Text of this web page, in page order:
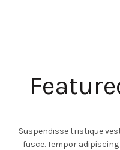
Suspendisse tristique
fusce. Tempor